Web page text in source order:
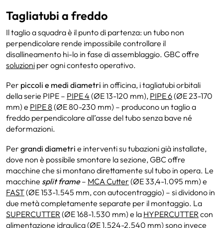
Tagliatubi a freddo
Il taglio a squadra è il punto di partenza: un tubo non
perpendicolare rende impossibile controllare il
disallineamento hi-lo in fase di assemblaggio. GBC offre
soluzioni per ogni contesto operativo.
Per piccoli e medi diametri in officina, i tagliatubi orbitali
della serie PIPE – PIPE 4 (ØE 13-120 mm), PIPE 6(ØE 23-170
mm) e PIPE 8 (ØE 80-230 mm) – producono un taglio a
freddo perpendicolare all’asse del tubo senza bave né
deformazioni.
Per grandi diametri e interventi su tubazioni già installate,
dove non è possibile smontare la sezione, GBC offre
macchine che si montano direttamente sul tubo in opera. Le
macchine split frame– MCA Cutter (ØE 33,4-1.095 mm) e
FAST(ØE 153-1.545 mm, con autocentraggio) – si dividono in
due metà completamente separate per il montaggio. La
SUPERCUTTER(ØE 168-1.530 mm) e la HYPERCUTTERcon
alimentazione idraulica (ØE 1.524-2.540 mm) sono invece